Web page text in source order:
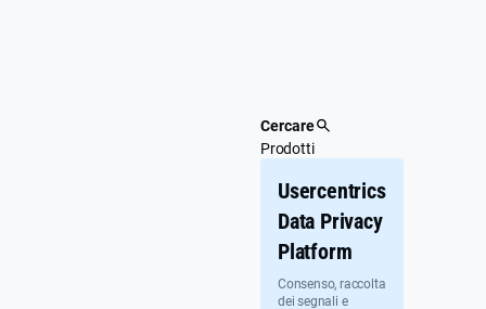
Cercare
Prodotti
Usercentrics
Data Privacy
Platform
Consenso, raccolta
dei segnali e